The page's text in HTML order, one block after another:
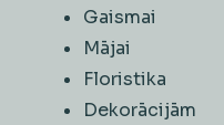
Gaismai
Mājai
Floristika
Dekorācijām